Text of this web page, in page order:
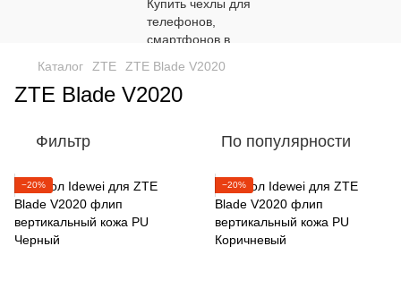
Каталог ZTE ZTE Blade V2020
ZTE Blade V2020
Фильтр По популярности
−20% −20%